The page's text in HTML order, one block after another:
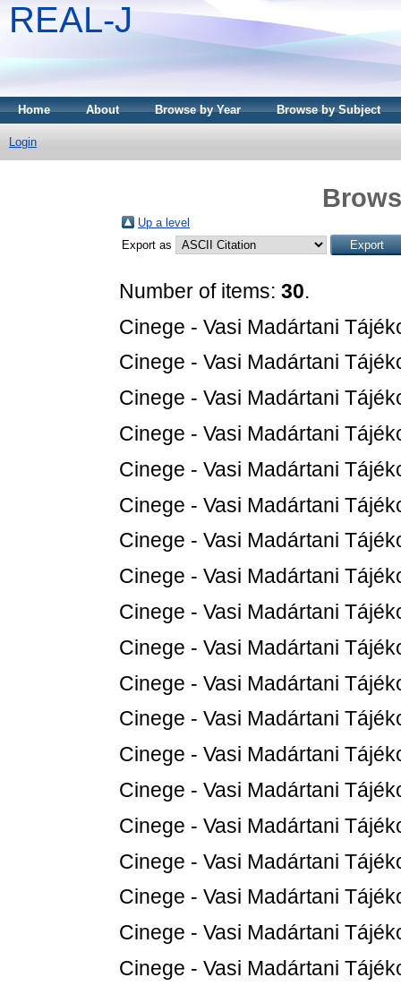
REAL-J
Home About Browse by Year Browse by Subject
Login
Up a level
Export as
Number of items: 30.
Cinege - Vasi Madártani
Cinege - Vasi Madártani
Cinege - Vasi Madártani
Cinege - Vasi Madártani
Cinege - Vasi Madártani
Cinege - Vasi Madártani
Cinege - Vasi Madártani
Cinege - Vasi Madártani
Cinege - Vasi Madártani
Cinege - Vasi Madártani
Cinege - Vasi Madártani
Cinege - Vasi Madártani
Cinege - Vasi Madártani
Cinege - Vasi Madártani
Cinege - Vasi Madártani
Cinege - Vasi Madártani
Cinege - Vasi Madártani
Cinege - Vasi Madártani
Cinege - Vasi Madártani